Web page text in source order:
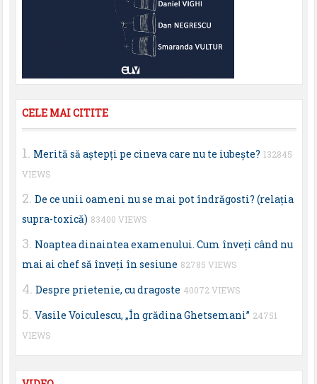
CELE MAI CITITE
Merită să aştepţi pe cineva care nu te iubeşte? 132845
VIEWS
De ce unii oameni nu se mai pot îndrăgosti? (relaţia
supra-toxică) 83400 VIEWS
Noaptea dinaintea examenului. Cum înveţi când nu
mai ai chef să înveţi în sesiune 82785 VIEWS
Despre prietenie, cu dragoste 40072 VIEWS
Vasile Voiculescu, „În grădina Ghetsemani” 24751
VIEWS